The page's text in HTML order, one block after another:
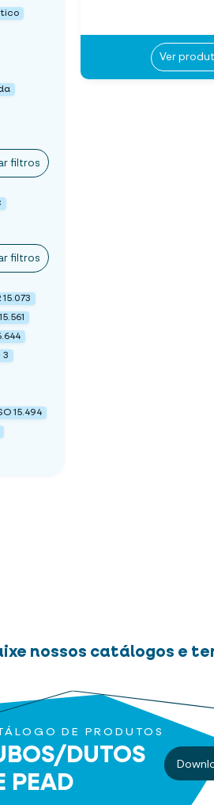
filtros
filtros
15.073
3
15.494
Ver
nossos catálogos e
DE PRODUTOS
DUTOS
PEAD